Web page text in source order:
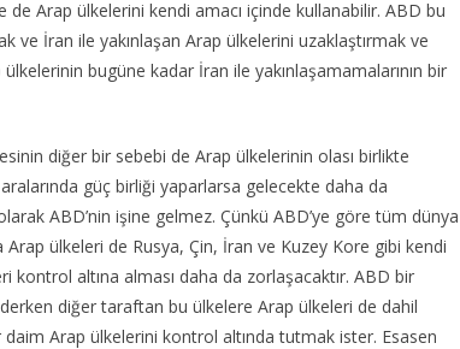
de Arap ülkelerini kendi amacı içinde kullanabilir. ABD bu
ve İran ile yakınlaşan Arap ülkelerini uzaklaştırmak ve
bugüne kadar İran ile yakınlaşamamalarının bir
diğer bir sebebi de Arap ülkelerinin olası birlikte
güç birliği yaparlarsa gelecekte daha da
ABD’nin işine gelmez. Çünkü ABD’ye göre tüm dünya
ülkeleri de Rusya, Çin, İran ve Kuzey Kore gibi kendi
kontrol altına alması daha da zorlaşacaktır. ABD bir
diğer taraftan bu ülkelere Arap ülkeleri de dahil
Arap ülkelerini kontrol altında tutmak ister. Esasen